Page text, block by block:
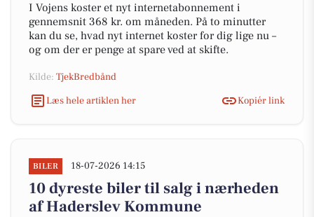
I Vojens koster et nyt internetabonnement i
gennemsnit 368 kr. om måneden. På to minutter
kan du se, hvad nyt internet koster for dig lige nu –
og om der er penge at spare ved at skifte.
Kilde: TjekBredbånd
Læs hele artiklen her
Kopiér link
BILER 18-07-2026 14:15
10 dyreste biler til salg i nærheden
af Haderslev Kommune